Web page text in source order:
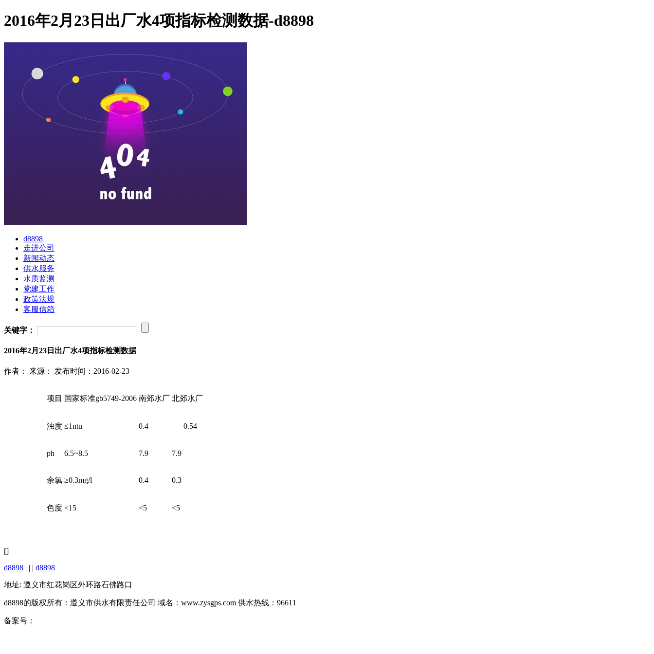
2016年2月23日出厂水4项指标检测数据-d8898
d8898
走进公司
新闻动态
供水服务
水质监测
党建工作
政策法规
客服信箱
关键字：
2016年2月23日出厂水4项指标检测数据
作者： 来源： 发布时间：2016-02-23
项目 国家标准gb5749-2006 南郊水厂 北郊水厂
浊度 ≤1ntu 0.4 0.54
ph 6.5~8.5 7.9 7.9
余氯 ≥0.3mg/l 0.4 0.3
色度 <15 <5 <5
[]
d8898 | | | d8898
地址: 遵义市红花岗区外环路石佛路口
d8898的版权所有：遵义市供水有限责任公司 域名：www.zysgps.com 供水热线：96611
备案号：